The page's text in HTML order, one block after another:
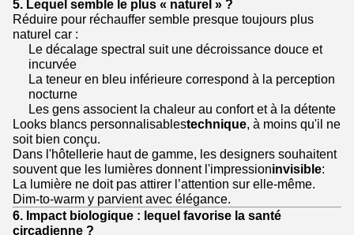
5. Lequel semble le plus « naturel » ?
Réduire pour réchauffer semble presque toujours plus
naturel car :
Le décalage spectral suit une décroissance douce et
incurvée
La teneur en bleu inférieure correspond à la perception
nocturne
Les gens associent la chaleur au confort et à la détente
Looks blancs personnalisablestechnique, à moins qu'il ne
soit bien conçu.
Dans l'hôtellerie haut de gamme, les designers souhaitent
souvent que les lumières donnent l'impressioninvisible:
La lumière ne doit pas attirer l’attention sur elle-même.
Dim-to-warm y parvient avec élégance.
6. Impact biologique : lequel favorise la santé
circadienne ?